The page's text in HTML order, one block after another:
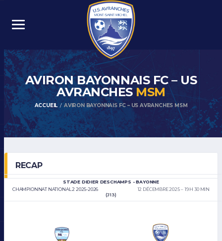
AVIRON BAYONNAIS FC – US
AVRANCHESMSM
ACCUEIL AVIRON BAYONNAIS FC – US AVRANCHES MSM
RECAP
CHAMPIONNAT NATIONAL 2 2025-2026
STADE DIDIER DESCHAMPS - BAYONNE
12 DÉCEMBRE 2025
19 H 30 MIN
(J13)